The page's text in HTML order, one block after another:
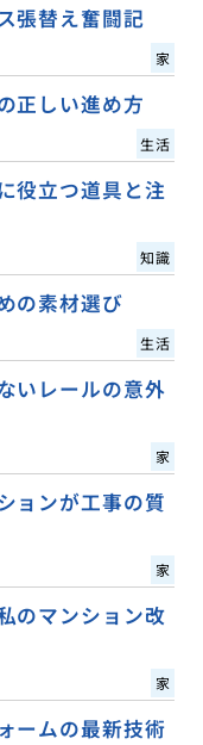
張替え奮闘記
家
正しい進め方
生活
役立つ道具と注
知識
の素材選び
生活
いレールの意外
家
ョンが工事の質
家
のマンション改
家
ームの最新技術